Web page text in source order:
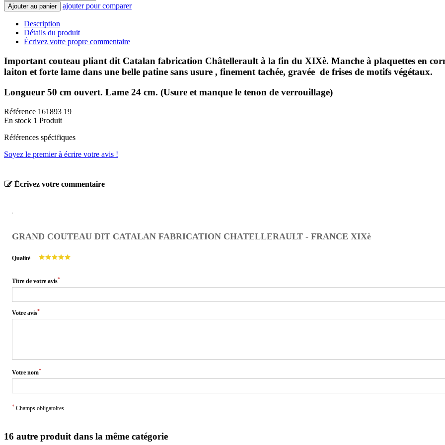
Ajouter au panier ajouter pour comparer
Description
Détails du produit
Écrivez votre propre commentaire
Important couteau pliant dit Catalan fabrication Châtellerault à la fin du XIXè. Manche à plaquettes en
laiton et forte lame dans une belle patine sans usure , finement tachée, gravée de frises de motifs végétaux.
Longueur 50 cm ouvert. Lame 24 cm. (Usure et manque le tenon de verrouillage)
Référence 161893 19
En stock 1 Produit
Références spécifiques
Soyez le premier à écrire votre avis !
Écrivez votre commentaire
GRAND COUTEAU DIT CATALAN FABRICATION CHATELLERAULT - FRANCE XIXè
Qualité
Titre de votre avis*
Votre avis*
Votre nom*
* Champs obligatoires
16 autre produit dans la même catégorie